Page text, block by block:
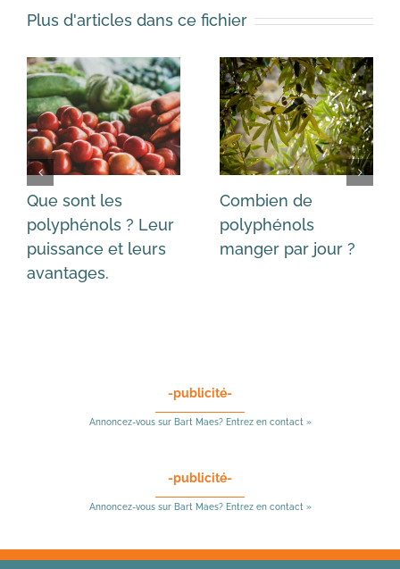
Plus d'articles dans ce fichier
Que sont les
polyphénols ? Leur
puissance et leurs
avantages.
Combien de
polyphénols
manger par jour ?
-publicité-
Annoncez-vous sur Bart Maes? Entrez en contact »
-publicité-
Annoncez-vous sur Bart Maes? Entrez en contact »